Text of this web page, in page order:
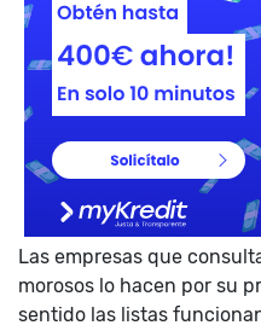
Las empresas que
morosos lo hacen por su
sentido las listas